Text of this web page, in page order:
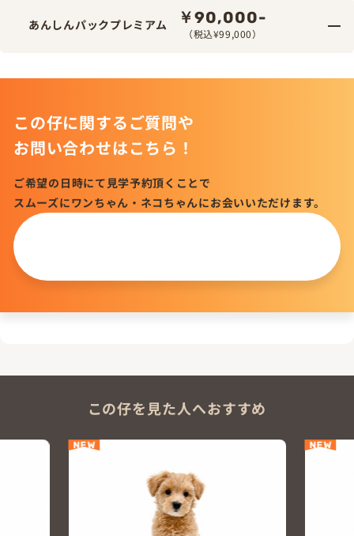
あんしんパックプレミアム ￥90,000-
（税込¥99,000）
この仔に関するご質問や
お問い合わせはこちら！
ご希望の日時にて見学予約頂くことで
スムーズにワンちゃん・ネコちゃんにお会いいただけます。
この仔を見た人へおすすめ
NEW NEW